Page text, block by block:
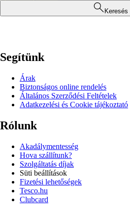
Keresés
Segítünk
Árak
Biztonságos online rendelés
Általános Szerződési Feltételek
Adatkezelési és Cookie tájékoztató
Rólunk
Akadálymentesség
Hova szállítunk?
Szolgáltatás díjak
Süti beállítások
Fizetési lehetőségek
Tesco.hu
Clubcard